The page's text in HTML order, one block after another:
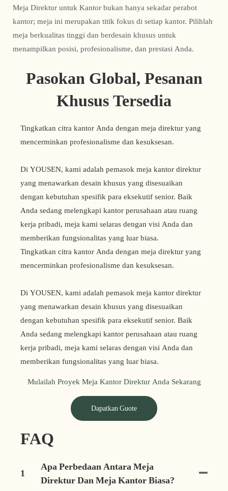
Meja Direktur untuk Kantor bukan hanya sekadar perabot
kantor; meja ini merupakan titik fokus di setiap kantor. Pilihlah
meja berkualitas tinggi dan berdesain khusus untuk
menampilkan posisi, profesionalisme, dan prestasi Anda.
Pasokan Global, Pesanan
Khusus Tersedia
Tingkatkan citra kantor Anda dengan meja direktur yang
mencerminkan profesionalisme dan kesuksesan.
Di YOUSEN, kami adalah pemasok meja kantor direktur
yang menawarkan desain khusus yang disesuaikan
dengan kebutuhan spesifik para eksekutif senior. Baik
Anda sedang melengkapi kantor perusahaan atau ruang
kerja pribadi, meja kami selaras dengan visi Anda dan
memberikan fungsionalitas yang luar biasa.
Tingkatkan citra kantor Anda dengan meja direktur yang
mencerminkan profesionalisme dan kesuksesan.
Di YOUSEN, kami adalah pemasok meja kantor direktur
yang menawarkan desain khusus yang disesuaikan
dengan kebutuhan spesifik para eksekutif senior. Baik
Anda sedang melengkapi kantor perusahaan atau ruang
kerja pribadi, meja kami selaras dengan visi Anda dan
memberikan fungsionalitas yang luar biasa.
Mulailah Proyek Meja Kantor Direktur Anda Sekarang
Dapatkan Guote
FAQ
1
Apa Perbedaan Antara Meja
Direktur Dan Meja Kantor Biasa?